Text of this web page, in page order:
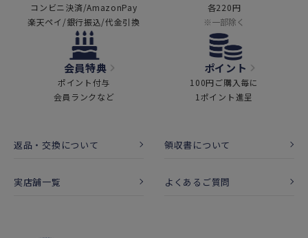
コンビニ決済/AmazonPay
楽天ペイ/銀行振込/代金引換
各220円
※一部除く
会員特典
ポイント付与
会員ランクなど
ポイント
100円ご購入毎に
1ポイント進呈
返品・交換について 領収書について
実店舗一覧 よくあるご質問